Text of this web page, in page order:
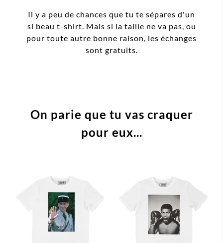
Il y a peu de chances que tu te sépares d'un
si beau t-shirt. Mais si la taille ne va pas, ou
pour toute autre bonne raison, les échanges
sont gratuits.
On parie que tu vas craquer
pour eux...